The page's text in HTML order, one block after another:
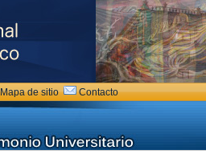
Mapa de sitio Contacto